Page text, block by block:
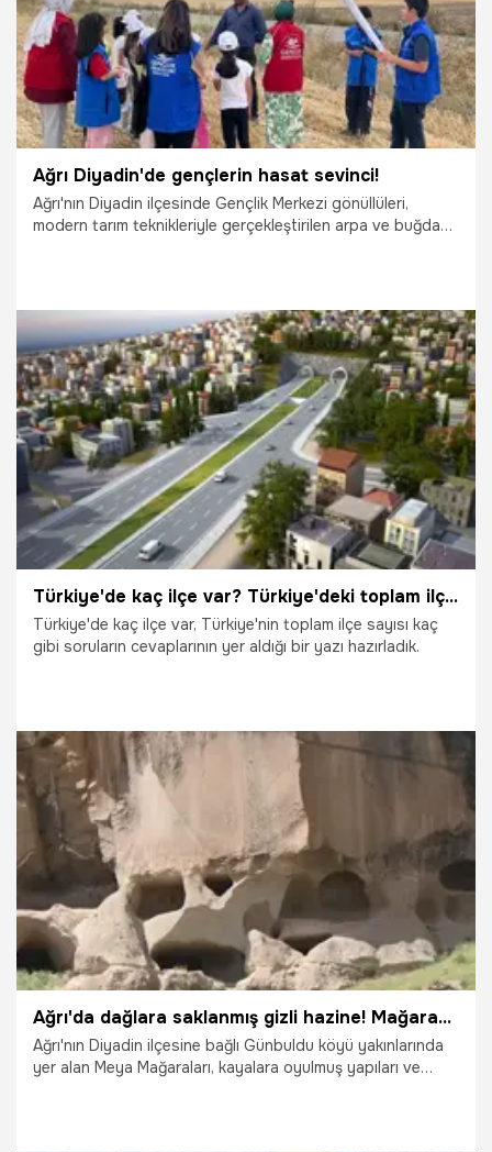
Ağrı Diyadin'de gençlerin hasat sevinci!
Ağrı'nın Diyadin ilçesinde Gençlik Merkezi gönüllüleri,
modern tarım teknikleriyle gerçekleştirilen arpa ve buğday
26.08.2025 Gündem
Türkiye'de kaç ilçe var? Türkiye'deki toplam ilçe sayısı
Türkiye'de kaç ilçe var, Türkiye'nin toplam ilçe sayısı kaç
gibi soruların cevaplarının yer aldığı bir yazı hazırladık.
1.08.2025 Gündem
Ağrı'da dağlara saklanmış gizli hazine! Mağaraya girenler büyüleniyor, gizemi çözülemedi
Ağrı'nın Diyadin ilçesine bağlı Günbuldu köyü yakınlarında
yer alan Meya Mağaraları, kayalara oyulmuş yapıları ve